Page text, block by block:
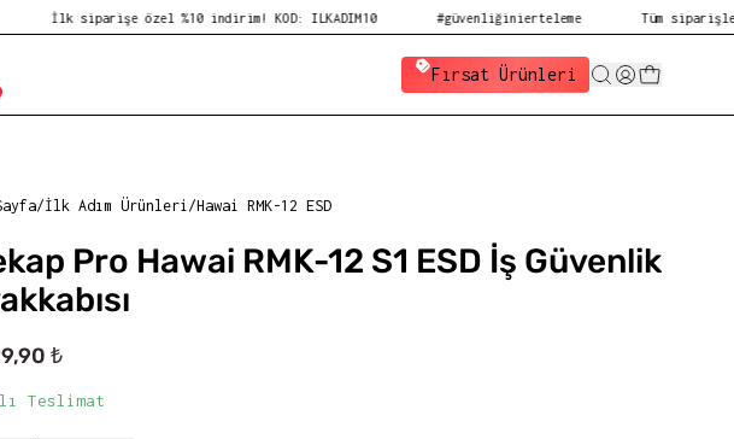
özel %10 indirim! KOD: ILKADIM10 #güvenliğinierteleme Tüm siparişlerde
Fırsat Ürünleri
/İlk Adım Ürünleri/Hawai RMK-12 ESD
Pro Hawai RMK-12 S1 ESD İş Güvenlik
₺
Teslimat